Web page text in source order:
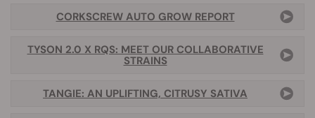
CORKSCREW AUTO GROW REPORT
TYSON 2.0 X RQS: MEET OUR COLLABORATIVE
STRAINS
TANGIE: AN UPLIFTING, CITRUSY SATIVA